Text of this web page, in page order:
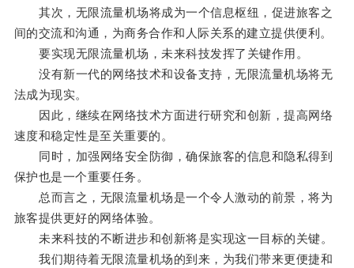
其次，无限流量机场将成为一个信息枢纽，促进旅客之
间的交流和沟通，为商务合作和人际关系的建立提供便利。
要实现无限流量机场，未来科技发挥了关键作用。
没有新一代的网络技术和设备支持，无限流量机场将无
法成为现实。
因此，继续在网络技术方面进行研究和创新，提高网络
速度和稳定性是至关重要的。
同时，加强网络安全防御，确保旅客的信息和隐私得到
保护也是一个重要任务。
总而言之，无限流量机场是一个令人激动的前景，将为
旅客提供更好的网络体验。
未来科技的不断进步和创新将是实现这一目标的关键。
我们期待着无限流量机场的到来，为我们带来更便捷和